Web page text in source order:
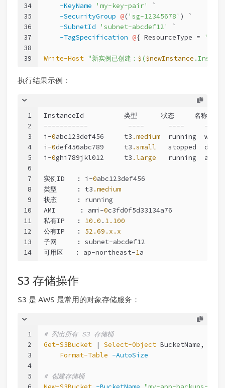
34
35
36
37
38
39
-KeyName
'my-key-pair'
`
-SecurityGroup @('sg-12345678' ) `
-SubnetId
'subnet-abcdef12'
`
-TagSpecification @{ ResourceType =
Write-Host "新实例已创建： $ ($newInstance
执行结果示例：
1
2
3
4
5
6
7
8
9
10
11
12
13
14
InstanceId          类型      状态     名称
-----------          ----      ----
i-0abc123def456     t3 .medium
running  web-
i-0def456abc789     t3 .small
stopped  db-
i-0ghi789jkl012     t3 .large
running  api-
实例ID   : i-0abc123def456
类型     : t3 .medium
状态     : running
AMI      : ami-0c3fd0f5d33134a76
私有IP   : 10.0 . 1.100
公有IP   : 52.69 .x .x
子网     : subnet-abcdef12
可用区   : ap-northeast-1a
S3 存储操作
S3 是 AWS 最常用的对象存储服务：
1
2
3
4
5
# 列出所有 S3 存储桶
Get-S3Bucket | Select-Object BucketName,
Format-Table -AutoSize
# 创建存储桶